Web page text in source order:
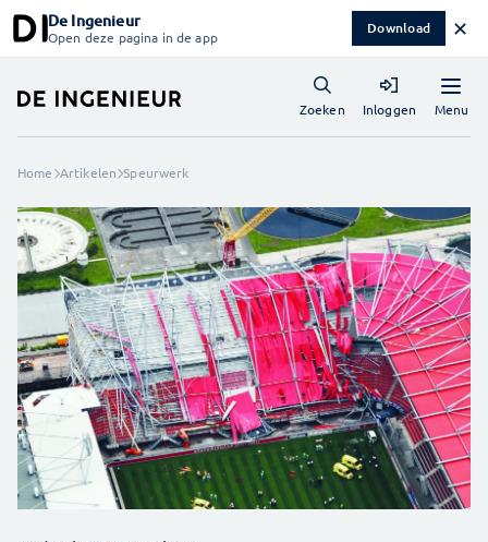
De Ingenieur
Open deze pagina in de app Download ✕
Menu
Zoeken Inloggen
Home Artikelen Speurwerk